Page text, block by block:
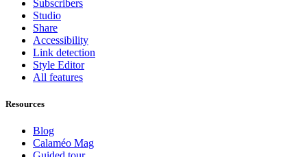
Subscribers
Studio
Share
Accessibility
Link detection
Style Editor
All features
Resources
Blog
Calaméo Mag